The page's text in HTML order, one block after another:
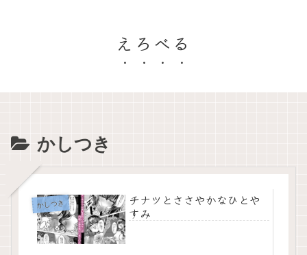
えろべる
かしつき
かしつき
チナツとささやかなひとや
すみ